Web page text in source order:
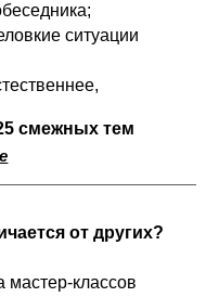
ситуации
смежных тем
от других?
мастер-классов